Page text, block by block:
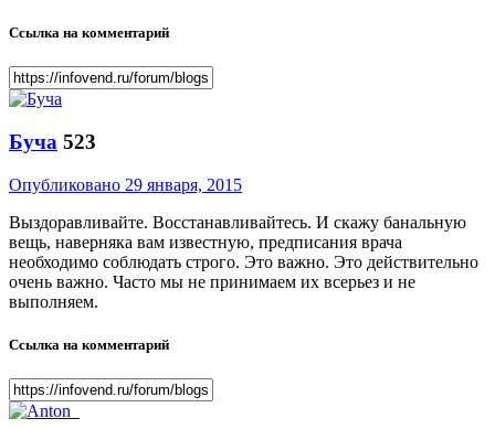
Ссылка на комментарий
Буча 523
Опубликовано 29 января, 2015
Выздоравливайте. Восстанавливайтесь. И скажу банальную
вещь, наверняка вам известную, предписания врача
необходимо соблюдать строго. Это важно. Это действительно
очень важно. Часто мы не принимаем их всерьез и не
выполняем.
Ссылка на комментарий